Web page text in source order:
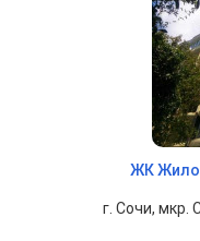
ЖК
г. Сочи, мкр.